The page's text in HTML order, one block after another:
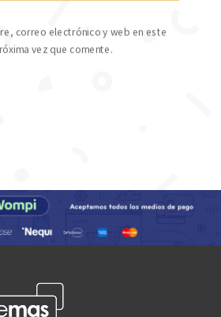
correo electrónico y web en este
vez que comente.